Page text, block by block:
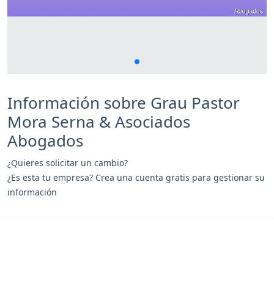
Información sobre Grau Pastor
Mora Serna & Asociados
Abogados
¿Quieres solicitar un cambio?
¿Es esta tu empresa? Crea una cuenta gratis para gestionar su
información